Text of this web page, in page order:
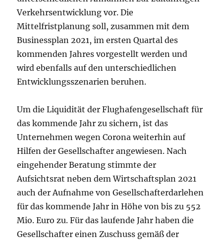
Verkehrsentwicklung vor. Die
Mittelfristplanung soll, zusammen mit dem
Businessplan 2021, im ersten Quartal des
kommenden Jahres vorgestellt werden und
wird ebenfalls auf den unterschiedlichen
Entwicklungsszenarien beruhen.
Um die Liquidität der Flughafengesellschaft für
das kommende Jahr zu sichern, ist das
Unternehmen wegen Corona weiterhin auf
Hilfen der Gesellschafter angewiesen. Nach
eingehender Beratung stimmte der
Aufsichtsrat neben dem Wirtschaftsplan 2021
auch der Aufnahme von Gesellschafterdarlehen
für das kommende Jahr in Höhe von bis zu 552
Mio. Euro zu. Für das laufende Jahr haben die
Gesellschafter einen Zuschuss gemäß der